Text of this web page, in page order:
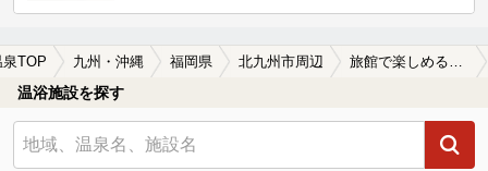
泉TOP 九州・沖縄 福岡県 北九州市周辺 旅館で楽しめる北九州市周辺の温泉、日帰り温泉、スーパー銭湯おすすめ
温浴施設を探す